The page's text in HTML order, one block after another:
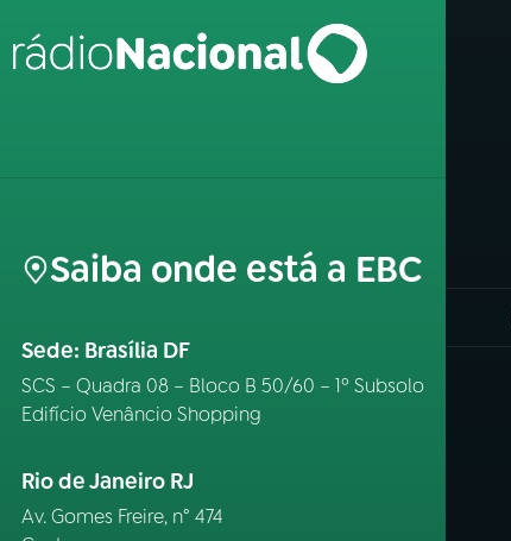
Saiba onde está a EBC
Sede: Brasília DF
SCS – Quadra 08 – Bloco B 50/60 – 1º Subsolo
Edifício Venâncio Shopping
Rio de Janeiro RJ
Av. Gomes Freire, n° 474